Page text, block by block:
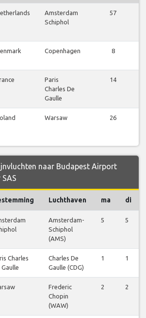
Amsterdam
Schiphol
57
Copenhagen 8
Paris
Charles De
Gaulle
14
Warsaw 26
naar Budapest Airport
Luchthaven ma di
Amsterdam-
Schiphol
(AMS)
5 5
Charles
Gaulle
Charles De
Gaulle (CDG)
1 1
Frederic
Chopin
(WAW)
2 2